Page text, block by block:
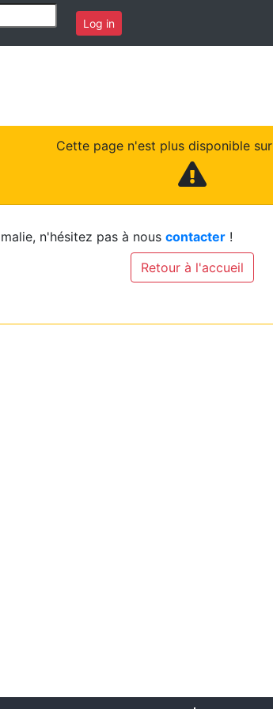
Log in
Cette page n'est plus disponible sur
n'hésitez pas à nous contacter !
Retour à l'accueil